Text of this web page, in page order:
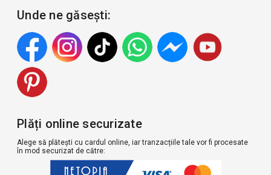
Unde ne găsești:
Plăți online securizate
Alege să plătești cu cardul online, iar tranzacțiile tale vor fi procesate
în mod securizat de către: